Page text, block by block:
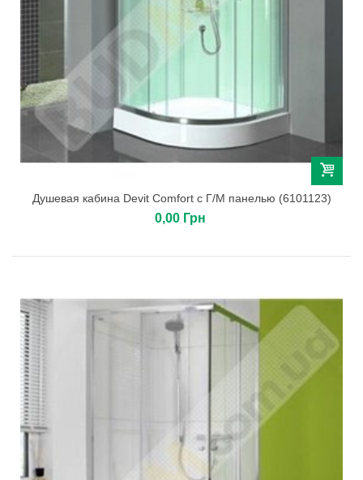
Душевая кабина Devit Comfort c Г/М панелью (6101123)
0,00 Грн